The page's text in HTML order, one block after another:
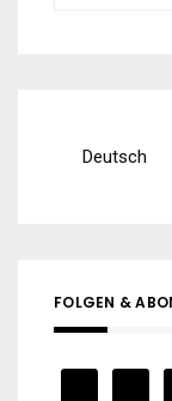
Deutsch
FOLGEN &